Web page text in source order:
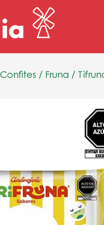
Confites / Fruna /